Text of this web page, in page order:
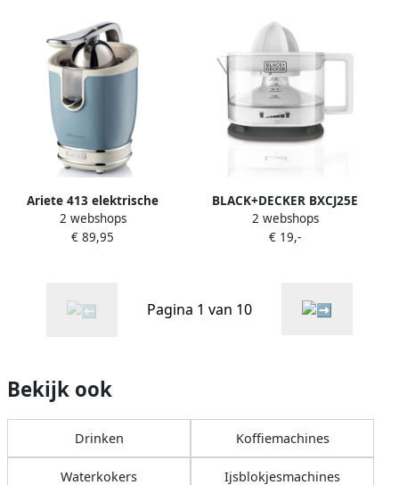
350 Watt
Ariete 413 elektrische
citruspers 85 W Blauw
2 webshops
€ 89,95
BLACK+DECKER BXCJ25E
citruspers 350 ml 25W
2 webshops
€ 19,-
Pagina 1 van 10
Bekijk ook
Drinken Koffiemachines
Waterkokers Ijsblokjesmachines